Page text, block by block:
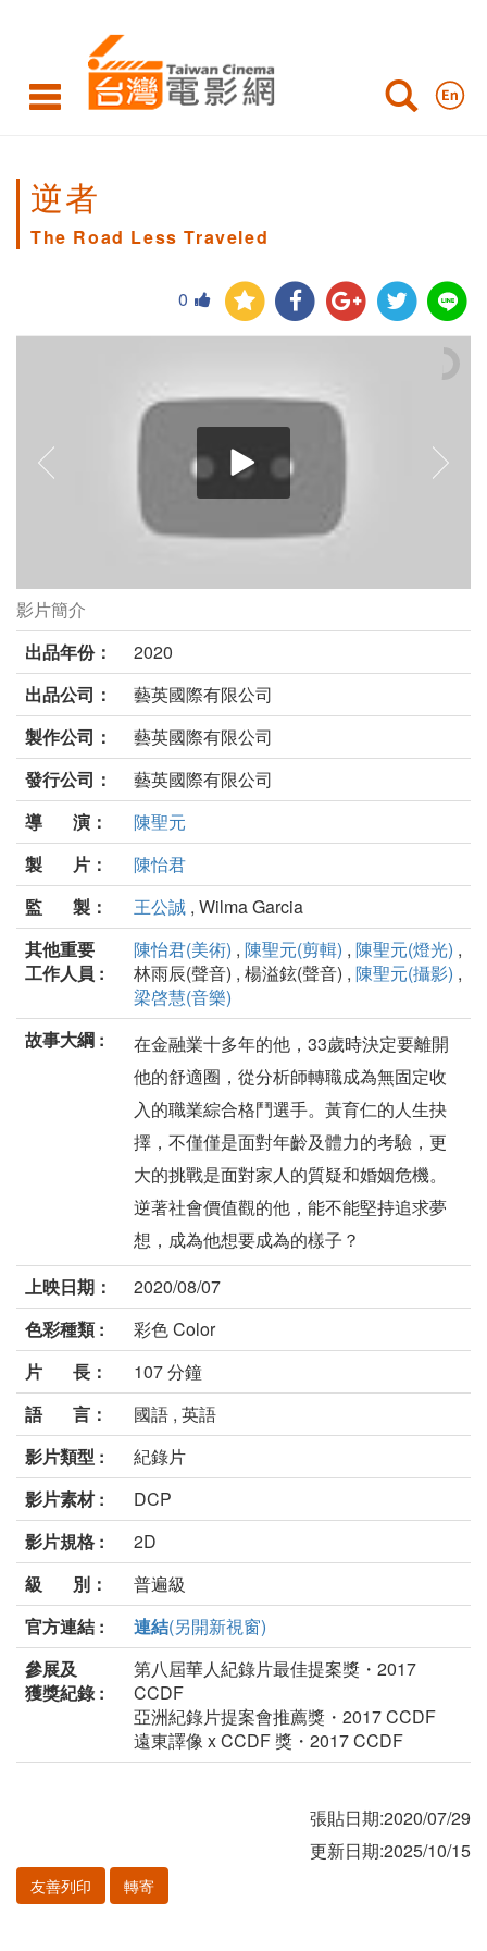
逆者
The Road Less Traveled
0
逆者劇照
影片簡介
出品年份：
2020
出品公司：
藝英國際有限公司
製作公司：
藝英國際有限公司
發行公司：
藝英國際有限公司
導 演：
陳聖元
製 片：
陳怡君
監 製：
王公誠 , Wilma Garcia
其他重要
工作人員 :
陳怡君(美術) , 陳聖元(剪輯) , 陳聖元(燈光) ,
林雨辰(聲音) , 楊溢鉉(聲音) , 陳聖元(攝影) ,
梁啓慧(音樂)
故事大綱 :
在金融業十多年的他，33歲時決定要離開
他的舒適圈，從分析師轉職成為無固定收
入的職業綜合格鬥選手。黃育仁的人生抉
擇，不僅僅是面對年齡及體力的考驗，更
大的挑戰是面對家人的質疑和婚姻危機。
逆著社會價值觀的他，能不能堅持追求夢
想，成為他想要成為的樣子？
上映日期：
2020/08/07
色彩種類 :
彩色 Color
片 長：
107 分鐘
語 言：
國語 , 英語
影片類型 :
紀錄片
影片素材 :
DCP
影片規格 :
2D
級 別：
普遍級
官方連結 :
連結(另開新視窗)
參展及
獲獎紀錄 :
第八屆華人紀錄片最佳提案獎・2017
CCDF
亞洲紀錄片提案會推薦獎・2017 CCDF
遠東譯像 x CCDF 獎・2017 CCDF
張貼日期:2020/07/29
更新日期:2025/10/15
友善列印 轉寄